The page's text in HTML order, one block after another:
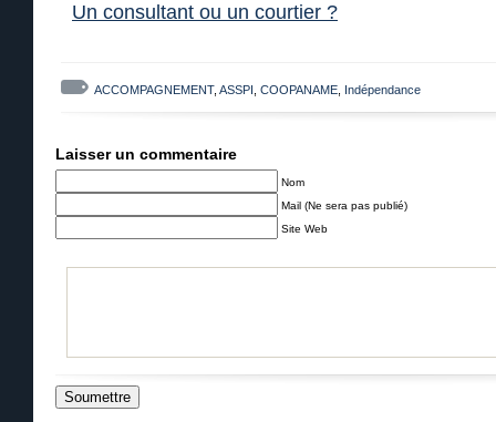
Un consultant ou un courtier ?
ACCOMPAGNEMENT, ASSPI COOPANAME Indépendance
Laisser un commentaire
Nom
Mail (Ne sera pas publié)
Site Web